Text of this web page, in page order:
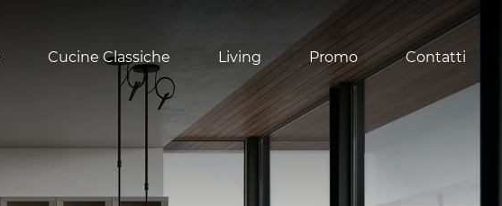
Cucine Classiche Living Promo Contatti